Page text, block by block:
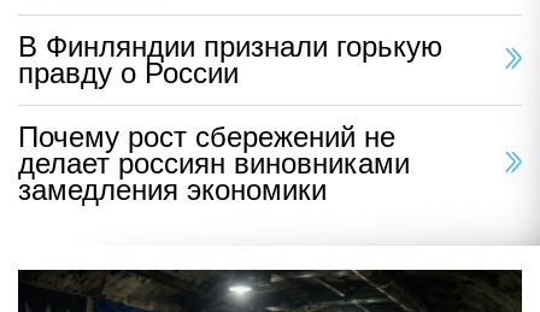
В Финляндии признали горькую
правду о России
Почему рост сбережений не
делает россиян виновниками
замедления экономики